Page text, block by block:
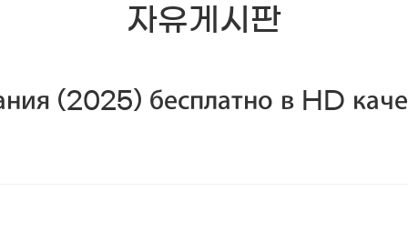
자유게시판
(2025) бесплатно в HD